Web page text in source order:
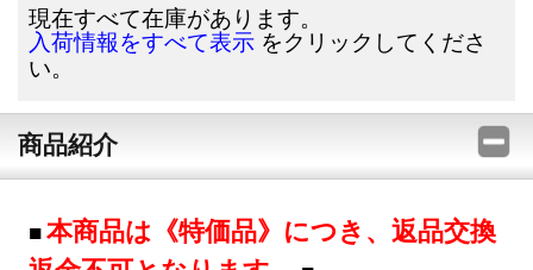
現在すべて在庫があります。
入荷情報をすべて表示 をクリックしてくださ
い。
商品紹介
本商品は《特価品》につき、返品交換